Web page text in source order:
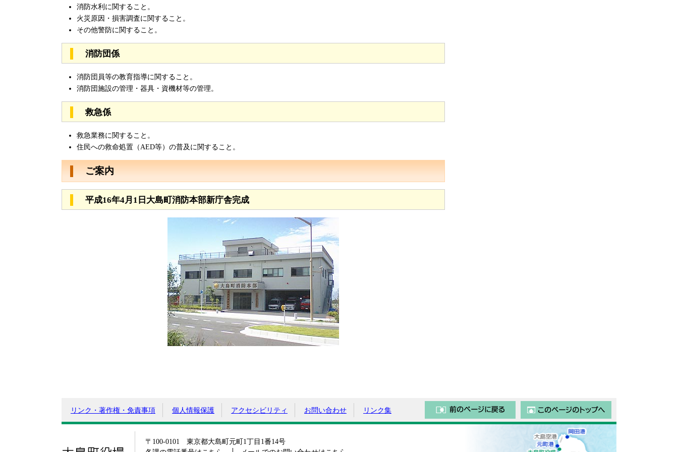
消防水利に関すること。
火災原因・損害調査に関すること。
その他警防に関すること。
消防団係
消防団員等の教育指導に関すること。
消防団施設の管理・器具・資機材等の管理。
救急係
救急業務に関すること。
住民への救命処置（AED等）の普及に関すること。
ご案内
平成16年4月1日大島町消防本部新庁舎完成
前のページに戻る
リンク・著作権・免責事項 個人情報保護 アクセシビリティ お問い合わせ リンク集
〒100-0101 東京都大島町元町1丁目1番14号